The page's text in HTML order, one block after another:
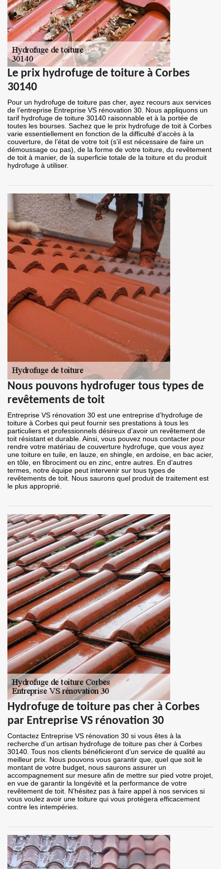
Le prix hydrofuge de toiture à Corbes
30140
Pour un hydrofuge de toiture pas cher, ayez recours aux services
de l’entreprise Entreprise VS rénovation 30. Nous appliquons un
tarif hydrofuge de toiture 30140 raisonnable et à la portée de
toutes les bourses. Sachez que le prix hydrofuge de toit à Corbes
varie essentiellement en fonction de la difficulté d’accès à la
couverture, de l’état de votre toit (s’il est nécessaire de faire un
démoussage ou pas), de la forme de votre toiture, du revêtement
de toit à manier, de la superficie totale de la toiture et du produit
hydrofuge à utiliser.
Nous pouvons hydrofuger tous types de
revêtements de toit
Entreprise VS rénovation 30 est une entreprise d’hydrofuge de
toiture à Corbes qui peut fournir ses prestations à tous les
particuliers et professionnels désireux d’avoir un revêtement de
toit résistant et durable. Ainsi, vous pouvez nous contacter pour
rendre votre matériau de couverture hydrofuge, que vous ayez
une toiture en tuile, en lauze, en shingle, en ardoise, en bac acier,
en tôle, en fibrociment ou en zinc, entre autres. En d’autres
termes, notre équipe peut intervenir sur tous types de
revêtements de toit. Nous saurons quel produit de traitement est
le plus approprié.
Hydrofuge de toiture pas cher à Corbes
par Entreprise VS rénovation 30
Contactez Entreprise VS rénovation 30 si vous êtes à la
recherche d’un artisan hydrofuge de toiture pas cher à Corbes
30140. Tous nos clients bénéficieront d’un service de qualité au
meilleur prix. Nous pouvons vous garantir que, quel que soit le
montant de votre budget, nous saurons assurer un
accompagnement sur mesure afin de mettre sur pied votre projet,
en vue de garantir la longévité et la performance de votre
revêtement de toit. N’hésitez pas à faire appel à nos services si
vous voulez avoir une toiture qui vous protégera efficacement
contre les intempéries.